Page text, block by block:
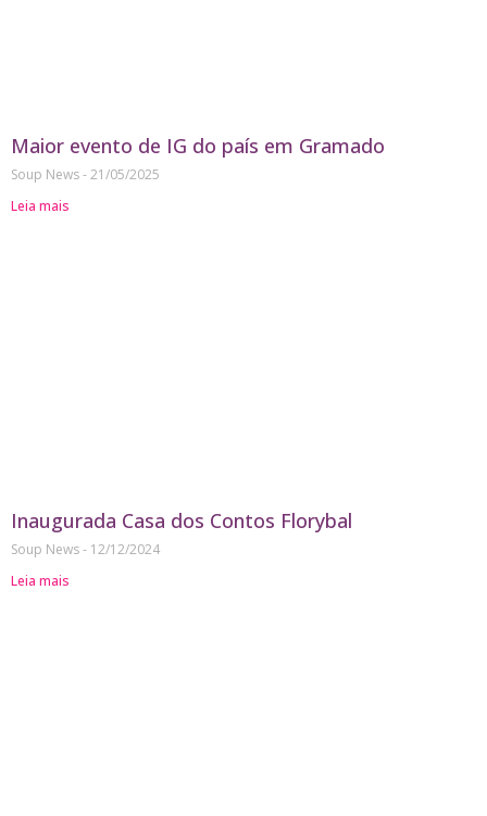
Maior evento de IG do país em Gramado
Soup News 21/05/2025
Leia mais
Inaugurada Casa dos Contos Florybal
Soup News
12/12/2024
Leia mais